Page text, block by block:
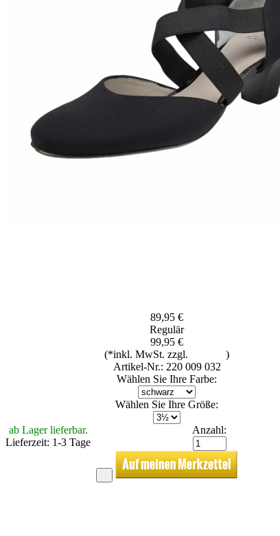
89,95 €
Regulär
99,95 €
(*inkl. MwSt. zzgl.
)
Artikel-Nr.: 220 009 032
Wählen Sie Ihre Farbe:
Wählen Sie Ihre Größe:
ab Lager lieferbar.
Lieferzeit: 1-3 Tage
Anzahl: